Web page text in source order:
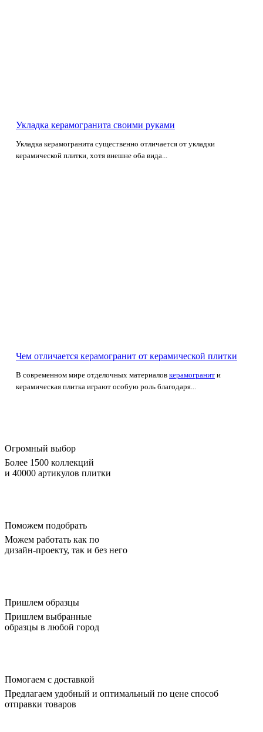
Укладка керамогранита своими руками
Укладка керамогранита существенно отличается от укладки
керамической плитки, хотя внешне оба вида...
Чем отличается керамогранит от керамической плитки
В современном мире отделочных материалов керамогранит и
керамическая плитка играют особую роль благодаря...
Огромный выбор
Более 1500 коллекций
и 40000 артикулов плитки
Поможем подобрать
Можем работать как по
дизайн-проекту, так и без него
Пришлем образцы
Пришлем выбранные
образцы в любой город
Помогаем с доставкой
Предлагаем удобный и оптимальный по цене способ
отправки товаров